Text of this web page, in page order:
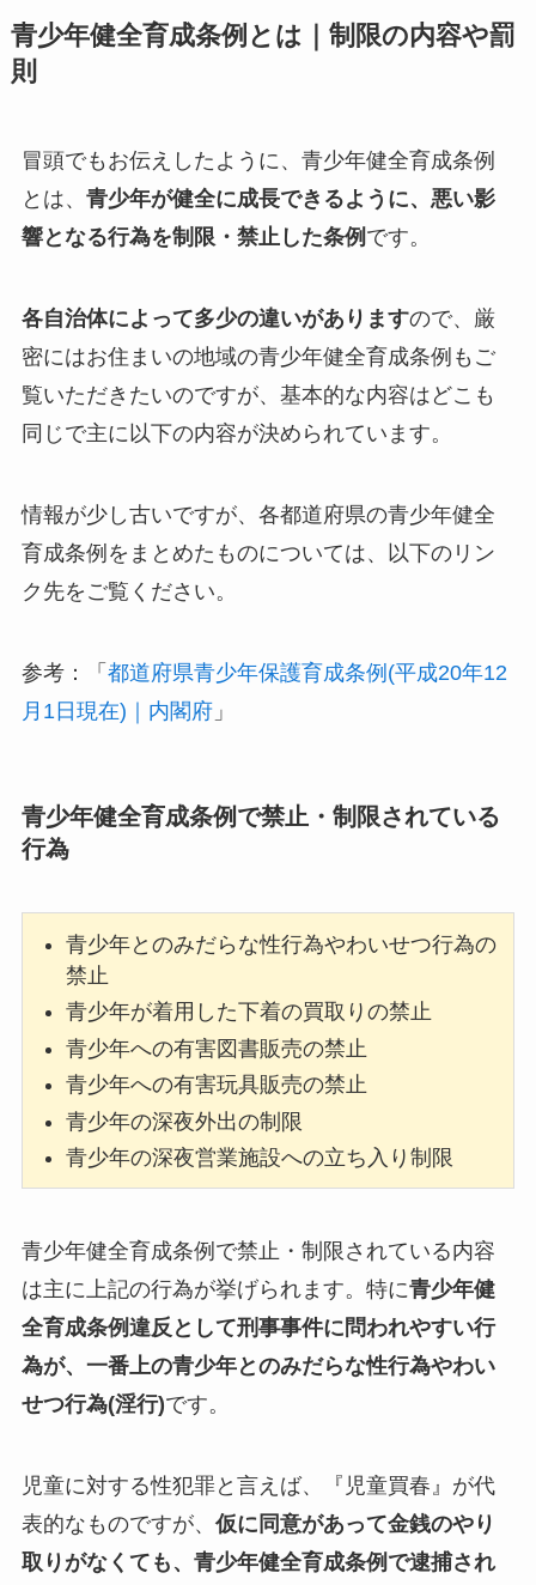
青少年健全育成条例とは｜制限の内容や罰
則
冒頭でもお伝えしたように、青少年健全育成条例
とは、 青少年が健全に成長できるように、悪い影
響となる行為を制限・禁止した条例 です。
各自治体によって多少の違いがありますので、厳
密にはお住まいの地域の青少年健全育成条例もご
覧いただきたいのですが、基本的な内容はどこも
同じで主に以下の内容が決められています。
情報が少し古いですが、各都道府県の青少年健全
育成条例をまとめたものについては、以下のリン
ク先をご覧ください。
参考：「 都道府県青少年保護育成条例(平成20年12
月1日現在)｜内閣府」
青少年健全育成条例で禁止・制限されている
行為
青少年とのみだらな性行為やわいせつ行為の
禁止
青少年が着用した下着の買取りの禁止
青少年への有害図書販売の禁止
青少年への有害玩具販売の禁止
青少年の深夜外出の制限
青少年の深夜営業施設への立ち入り制限
青少年健全育成条例で禁止・制限されている内容
は主に上記の行為が挙げられます。特に青少年健
全育成条例違反として刑事事件に問われやすい行
為が、一番上の青少年とのみだらな性行為やわい
せつ行為(淫行)です。
児童に対する性犯罪と言えば、『児童買春』が代
表的なものですが、 仮に同意があって金銭のやり
取りがなくても、青少年健全育成条例で逮捕され